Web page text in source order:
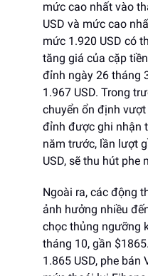
mức cao nhất vào
USD và mức cao
mức 1.920 USD có
tăng giá của cặp
đỉnh ngày 26 tháng
1.967 USD. Trong
chuyển ổn định
đỉnh được ghi nhận
năm trước, lần lượt
USD, sẽ thu hút phe
Ngoài ra, các động
ảnh hưởng nhiều
chọc thủng ngưỡng
tháng 10, gần
1.865 USD, phe bán